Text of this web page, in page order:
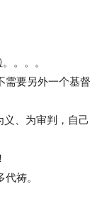
。。。
需要另外一个基督
、为审判，自己
祷。